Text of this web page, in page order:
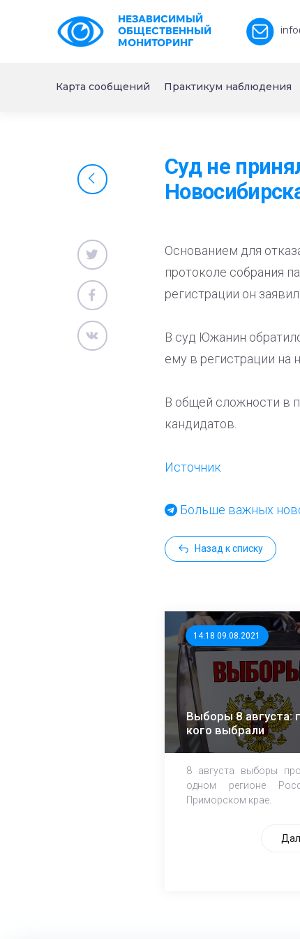
НЕЗАВИСИМЫЙ
ОБЩЕСТВЕННЫЙ
МОНИТОРИНГ
Карта сообщений Практикум наблюдения
Суд не
Основанием для
протоколе собрания
регистрации он
В суд Южанин
ему в регистрации на
В общей сложности в
кандидатов.
Источник
Больше важных
Назад к списку
14:18 09.08.2021
Выборы 8 августа:
кого выбрали
8 августа выборы
одном регионе
Приморском крае.